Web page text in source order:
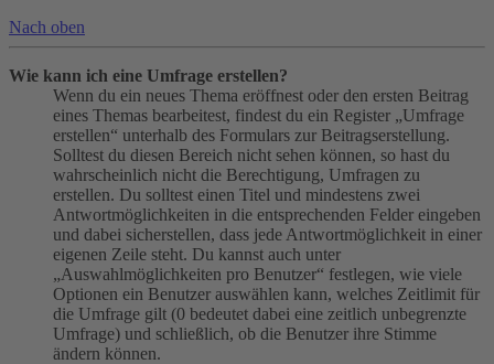
Nach oben
Wie kann ich eine Umfrage erstellen?
Wenn du ein neues Thema eröffnest oder den ersten Beitrag
eines Themas bearbeitest, findest du ein Register „Umfrage
erstellen“ unterhalb des Formulars zur Beitragserstellung.
Solltest du diesen Bereich nicht sehen können, so hast du
wahrscheinlich nicht die Berechtigung, Umfragen zu
erstellen. Du solltest einen Titel und mindestens zwei
Antwortmöglichkeiten in die entsprechenden Felder eingeben
und dabei sicherstellen, dass jede Antwortmöglichkeit in einer
eigenen Zeile steht. Du kannst auch unter
„Auswahlmöglichkeiten pro Benutzer“ festlegen, wie viele
Optionen ein Benutzer auswählen kann, welches Zeitlimit für
die Umfrage gilt (0 bedeutet dabei eine zeitlich unbegrenzte
Umfrage) und schließlich, ob die Benutzer ihre Stimme
ändern können.